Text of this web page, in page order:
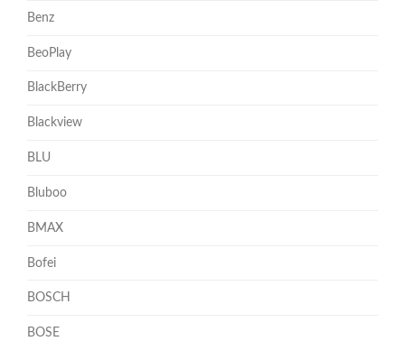
Benz
BeoPlay
BlackBerry
Blackview
BLU
Bluboo
BMAX
Bofei
BOSCH
BOSE